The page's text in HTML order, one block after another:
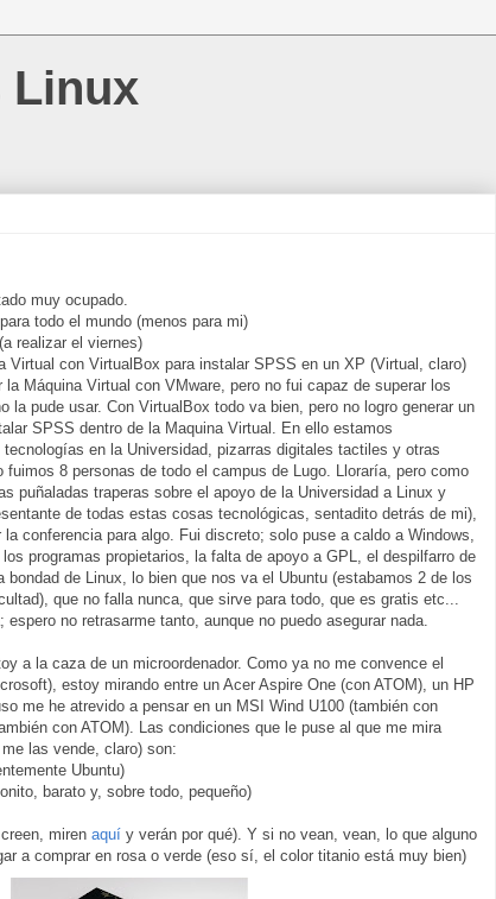
Linux
muy ocupado.
todo el mundo (menos para mi)
realizar el viernes)
Virtual con VirtualBox para instalar SPSS en un XP (Virtual, claro)
la Máquina Virtual con VMware, pero no fui capaz de superar los
la pude usar. Con VirtualBox todo va bien, pero no logro generar un
SPSS dentro de la Maquina Virtual. En ello estamos
en la Universidad, pizarras digitales tactiles y otras
8 personas de todo el campus de Lugo. Lloraría, pero como
puñaladas traperas sobre el apoyo de la Universidad a Linux y
de todas estas cosas tecnológicas, sentadito detrás de mi),
conferencia para algo. Fui discreto; solo puse a caldo a Windows,
programas propietarios, la falta de apoyo a GPL, el despilfarro de
bondad de Linux, lo bien que nos va el Ubuntu (estabamos 2 de los
que no falla nunca, que sirve para todo, que es gratis etc...
no retrasarme tanto, aunque no puedo asegurar nada.
a la caza de un microordenador. Como ya no me convence el
estoy mirando entre un Acer Aspire One (con ATOM), un HP
me he atrevido a pensar en un MSI Wind U100 (también con
con ATOM). Las condiciones que le puse al que me mira
las vende, claro) son:
Ubuntu)
barato y, sobre todo, pequeño)
miren aquí y verán por qué). Y si no vean, vean, lo que alguno
a comprar en rosa o verde (eso sí, el color titanio está muy bien)